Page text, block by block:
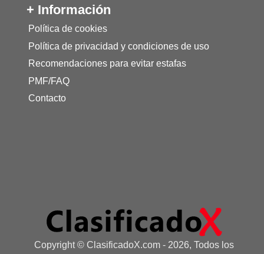
+ Información
Política de cookies
Política de privacidad y condiciones de uso
Recomendaciones para evitar estafas
PMF/FAQ
Contacto
Copyright © ClasificadoX.com - 2026, Todos los